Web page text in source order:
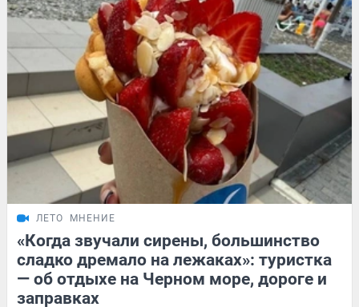
ЛЕТО МНЕНИЕ
«Когда звучали сирены, большинство
сладко дремало на лежаках»: туристка
— об отдыхе на Черном море, дороге и
заправках